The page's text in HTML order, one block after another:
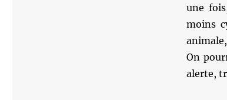
une
moins
On
alerte,